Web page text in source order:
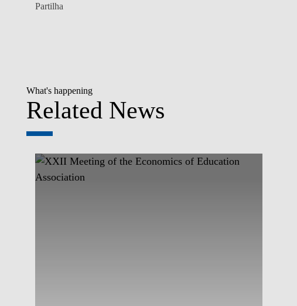
Partilha
What's happening
Related News